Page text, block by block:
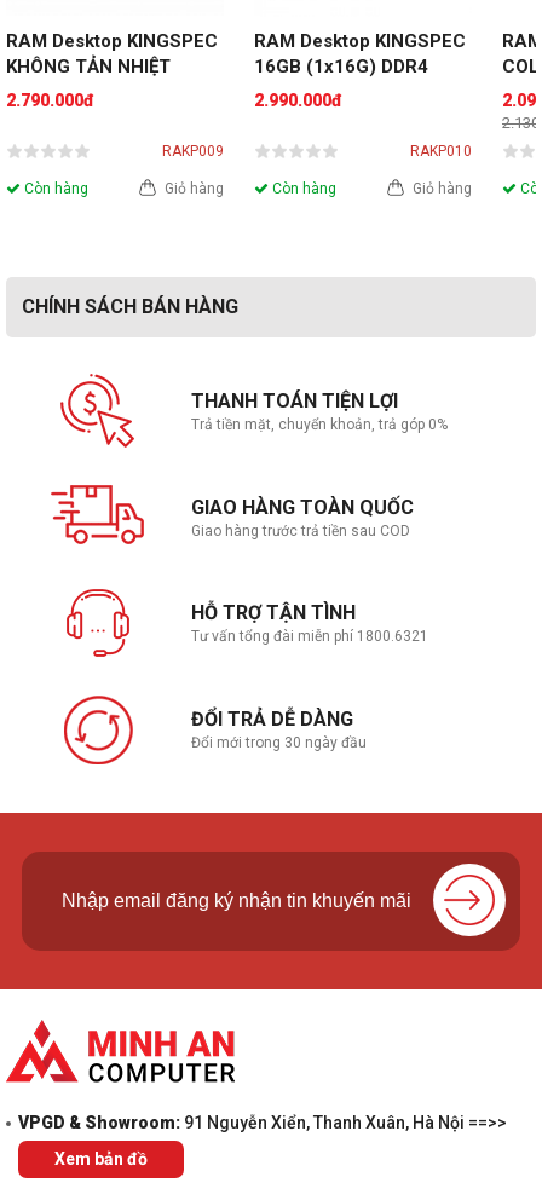
RAM Desktop KINGSPEC
KHÔNG TẢN NHIỆT
16GB (1x16GB)
2.790.000đ
RAKP009
Còn hàng Giỏ hàng
RAM Desktop KINGSPEC
16GB (1x16G) DDR4
3200MHz Gaming Storm
2.990.000đ
RAKP010
Còn hàng Giỏ hàng
CHÍNH SÁCH BÁN HÀNG
THANH TOÁN TIỆN LỢI
Trả tiền mặt, chuyển khoản, trả góp 0%
GIAO HÀNG TOÀN QUỐC
Giao hàng trước trả tiền sau COD
HỖ TRỢ TẬN TÌNH
Tư vấn tổng đài miễn phí 1800.6321
ĐỔI TRẢ DỄ DÀNG
Đổi mới trong 30 ngày đầu
VPGD & Showroom: 91 Nguyễn Xiển, Thanh Xuân, Hà Nội ==>>
Xem bản đồ